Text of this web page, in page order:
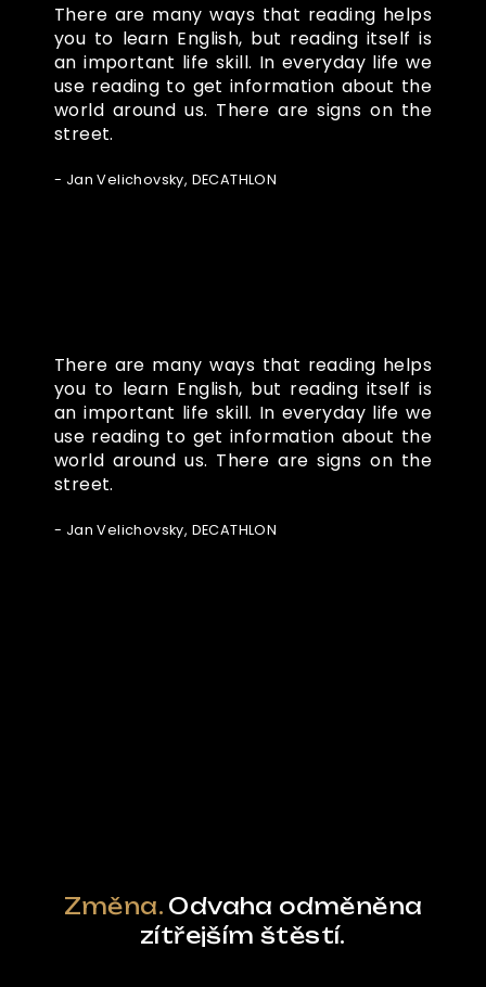
There are many ways that reading helps
you to learn English, but reading itself is
an important life skill. In everyday life we
use reading to get information about the
world around us. There are signs on the
street.
- Jan Velichovsky, DECATHLON
There are many ways that reading helps
you to learn English, but reading itself is
an important life skill. In everyday life we
use reading to get information about the
world around us. There are signs on the
street.
- Jan Velichovsky, DECATHLON
Změna. Odvaha odměněna
zítřejším štěstí.